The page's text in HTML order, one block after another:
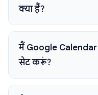
क्या हैं?
मैं Google
सेट करूं?